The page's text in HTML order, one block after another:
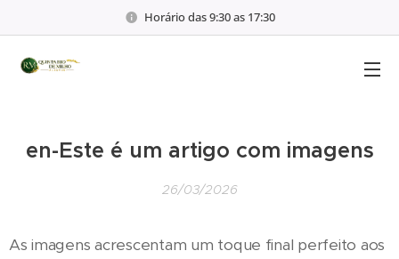
Horário das 9:30 as 17:30
en-Este é um artigo com imagens
26/03/2026
As imagens acrescentam um toque final perfeito aos